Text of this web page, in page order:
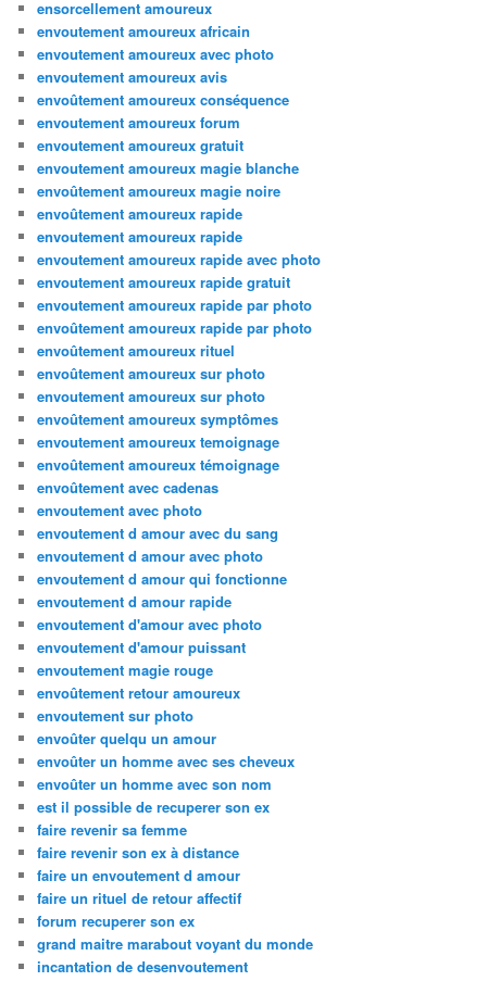
ensorcellement amoureux
envoutement amoureux africain
envoutement amoureux avec photo
envoutement amoureux avis
envoûtement amoureux conséquence
envoutement amoureux forum
envoutement amoureux gratuit
envoutement amoureux magie blanche
envoûtement amoureux magie noire
envoûtement amoureux rapide
envoutement amoureux rapide
envoutement amoureux rapide avec photo
envoutement amoureux rapide gratuit
envoutement amoureux rapide par photo
envoûtement amoureux rapide par photo
envoûtement amoureux rituel
envoûtement amoureux sur photo
envoutement amoureux sur photo
envoûtement amoureux symptômes
envoutement amoureux temoignage
envoûtement amoureux témoignage
envoûtement avec cadenas
envoutement avec photo
envoutement d amour avec du sang
envoutement d amour avec photo
envoutement d amour qui fonctionne
envoutement d amour rapide
envoutement d'amour avec photo
envoutement d'amour puissant
envoutement magie rouge
envoûtement retour amoureux
envoutement sur photo
envoûter quelqu un amour
envoûter un homme avec ses cheveux
envoûter un homme avec son nom
est il possible de recuperer son ex
faire revenir sa femme
faire revenir son ex à distance
faire un envoutement d amour
faire un rituel de retour affectif
forum recuperer son ex
grand maitre marabout voyant du monde
incantation de desenvoutement